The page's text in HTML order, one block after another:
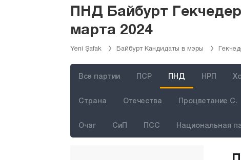
ПНД Байбурт
марта 2024
Yeni Şafak Байбурт Кандидаты в мэры
Все партии ПСР ПНД НРП
Страна Отечества Процветание С.
Очаг СиП ПСС Национальная
Амасья
Анталия
Артвин
Бартын